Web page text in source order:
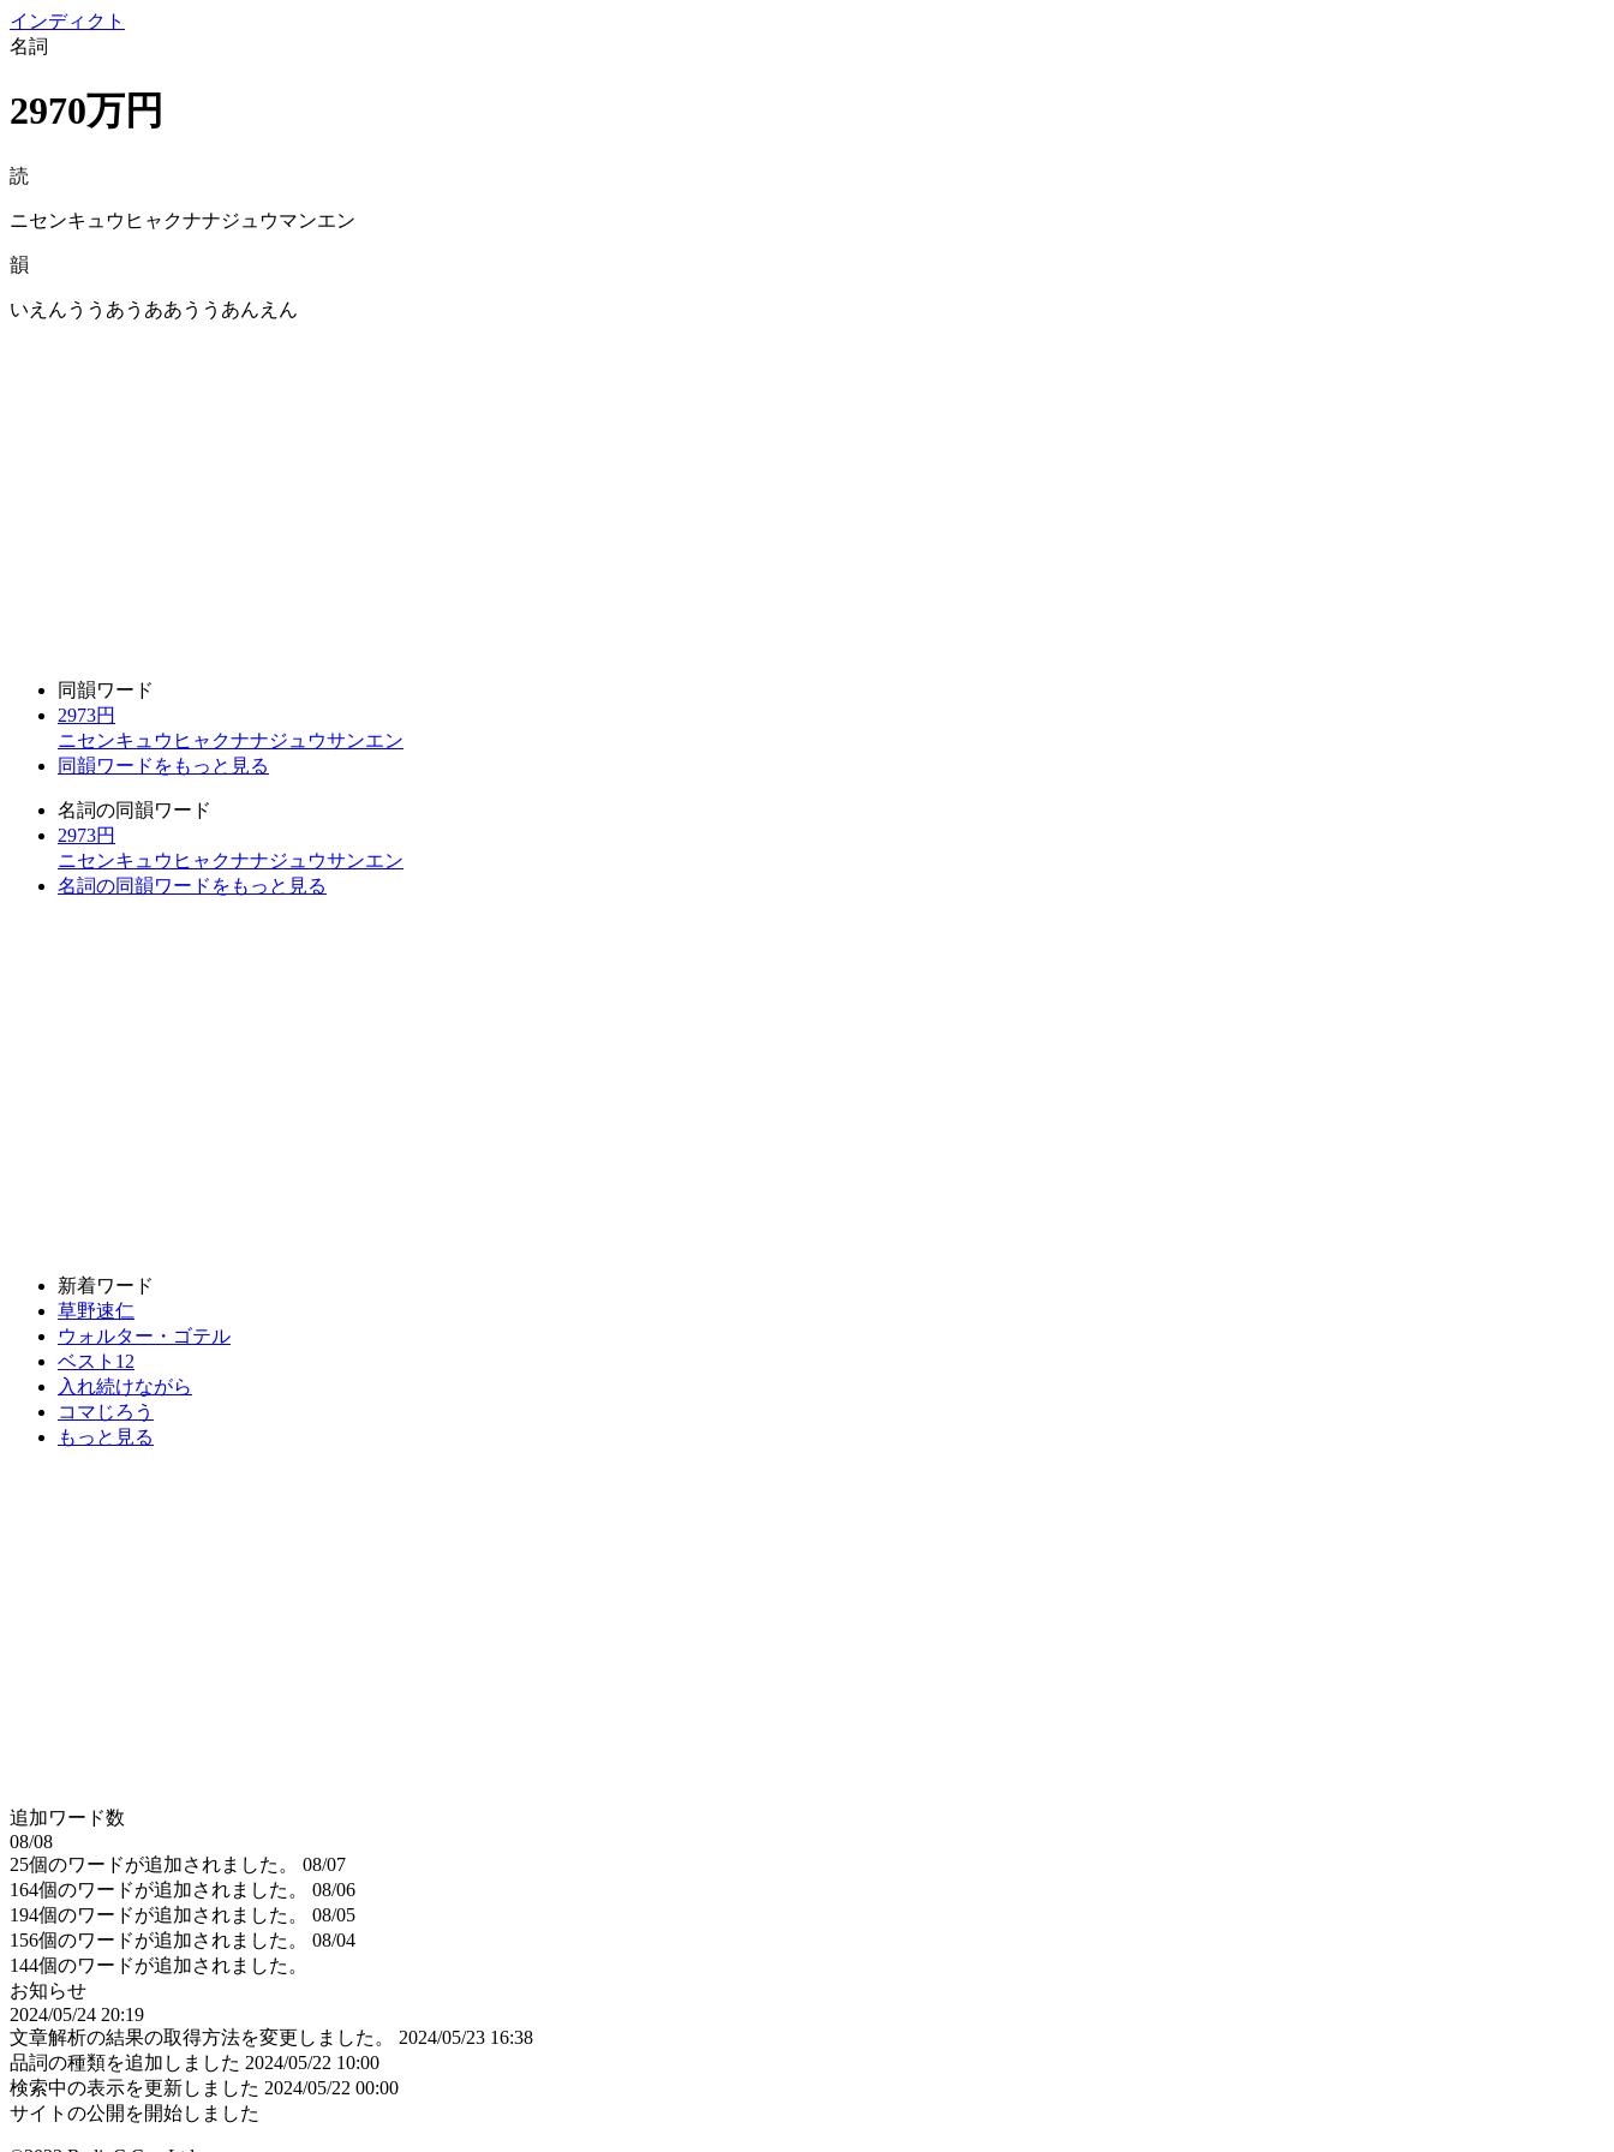
インディクト
名詞
2970万円
読
ニセンキュウヒャクナナジュウマンエン
韻
いえんううあうああううあんえん
同韻ワード
2973円
ニセンキュウヒャクナナジュウサンエン
同韻ワードをもっと見る
名詞の同韻ワード
2973円
ニセンキュウヒャクナナジュウサンエン
名詞の同韻ワードをもっと見る
新着ワード
草野速仁
ウォルター・ゴテル
ベスト12
入れ続けながら
コマじろう
もっと見る
追加ワード数
08/08
25個のワードが追加されました。
08/07
164個のワードが追加されました。
08/06
194個のワードが追加されました。
08/05
156個のワードが追加されました。
08/04
144個のワードが追加されました。
お知らせ
2024/05/24 20:19
文章解析の結果の取得方法を変更しました。
2024/05/23 16:38
品詞の種類を追加しました 2024/05/22 10:00
検索中の表示を更新しました 2024/05/22 00:00
サイトの公開を開始しました